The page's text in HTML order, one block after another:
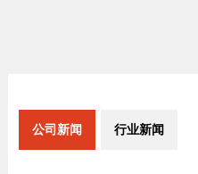
公司新闻 行业新闻